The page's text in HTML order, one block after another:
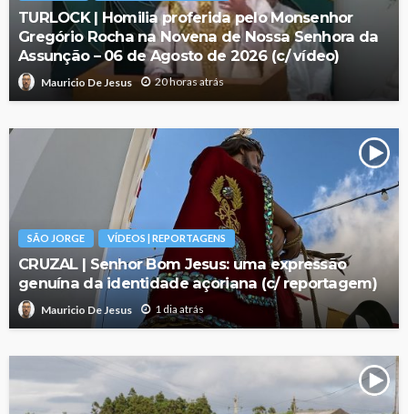
TURLOCK | Homilia proferida pelo Monsenhor
Gregório Rocha na Novena de Nossa Senhora da
Assunção – 06 de Agosto de 2026 (c/ vídeo)
Mauricio De Jesus 20 horas atrás
SÃO JORGE VÍDEOS | REPORTAGENS
CRUZAL | Senhor Bom Jesus: uma expressão
genuína da identidade açoriana (c/ reportagem)
Mauricio De Jesus 1 dia atrás